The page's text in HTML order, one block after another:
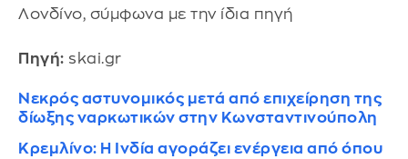
Λονδίνο, σύμφωνα με την ίδια πηγή
Πηγή: skai.gr
Νεκρός αστυνομικός μετά από επιχείρηση της
δίωξης ναρκωτικών στην Κωνσταντινούπολη
Κρεμλίνο: Η Ινδία αγοράζει ενέργεια από όπου